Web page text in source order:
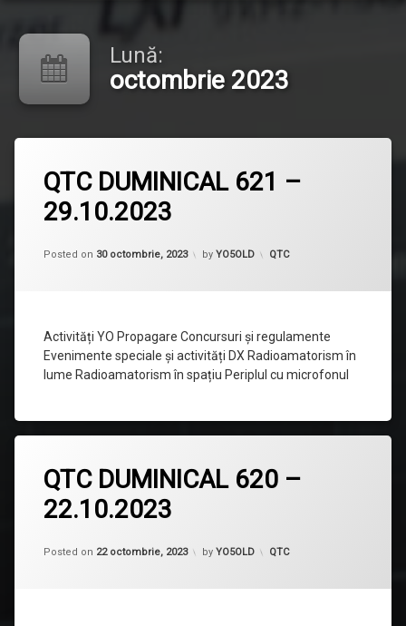
Lună:
octombrie 2023
QTC DUMINICAL 621 –
29.10.2023
Posted on 30 octombrie, 2023 by YO5OLD Categorii:
QTC
Activități YO Propagare Concursuri și regulamente
Evenimente speciale și activități DX Radioamatorism în
lume Radioamatorism în spațiu Periplul cu microfonul
un
comentariu
la
QTC
621
QTC DUMINICAL 620 –
22.10.2023
Posted on 22 octombrie, 2023 by YO5OLD Categorii:
QTC
un
comentariu
la
QTC
620